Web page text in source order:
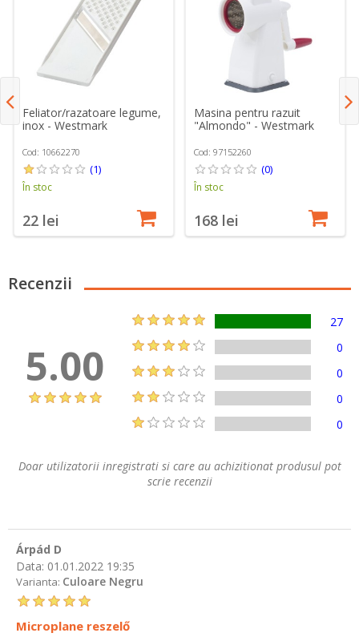
Feliator/razatoare legume,
inox - Westmark
Cod: 10662270
(1)
În stoc
22 lei
Masina pentru razuit
"Almondo" - Westmark
Cod: 97152260
(0)
În stoc
168 lei
Recenzii
5.00
27
0
0
0
0
Doar utilizatorii inregistrati si care au achizitionat produsul pot
scrie recenzii
Árpád D
Data: 01.01.2022 19:35
Varianta: Culoare Negru
Microplane reszelő